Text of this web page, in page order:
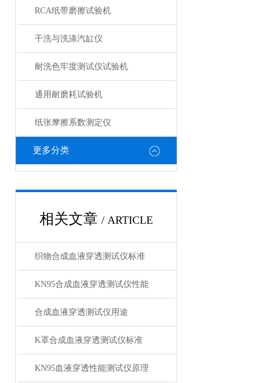
RCA纸带磨擦试验机
干洗与洗涤汽缸仪
耐洗色牢度测试仪试验机
通用耐磨耗试验机
纸张摩擦系数测定仪
更多分类
相关文章 / ARTICLE
织物合成血液穿透测试仪标准
KN95合成血液穿透测试仪性能
合成血液穿透测试仪用途
K罩合成血液穿透测试仪标准
KN95血液穿透性能测试仪原理